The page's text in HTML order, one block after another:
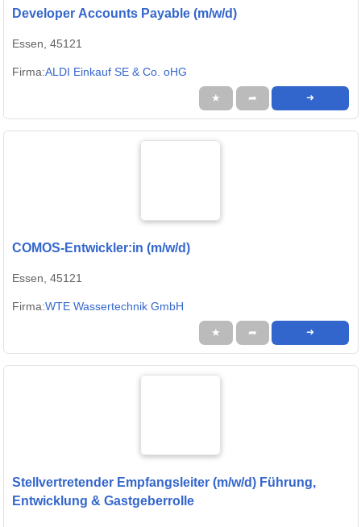
Developer Accounts Payable (m/w/d)
Essen, 45121
Firma:ALDI Einkauf SE & Co. oHG
★ ➦ ➜
COMOS-Entwickler:in (m/w/d)
Essen, 45121
Firma:WTE Wassertechnik GmbH
★ ➦ ➜
Stellvertretender Empfangsleiter (m/w/d) Führung,
Entwicklung & Gastgeberrolle